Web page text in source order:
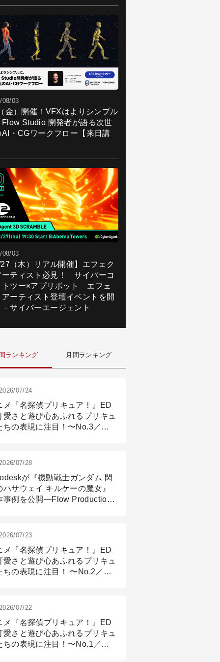
08/03
金）開催！VFXはよりシンプル
Flow Studio 開発者が語る次世
AI・CGワークフロー【来日講
08/03
（木）リアル開催】エフェク
ーティスト必見！ サイバーコ
トツー×アプリボット エフェ
アーティスト登壇イベントを開
サイバーエージェント
ランキング 月間ランキング
07/24
メ『名探偵プリキュア！』ED
愛さと遊び心あふれるプリキュ
ちの表現に注目！〜No.3／ア
07/28
が『機動戦士ガンダム 閃
ハサウェイ キルケーの魔女』
事例を公開―Flow Production
07/23
メ『名探偵プリキュア！』ED
愛さと遊び心あふれるプリキュ
ちの表現に注目！ 〜No.2／モ
07/22
メ『名探偵プリキュア！』ED
愛さと遊び心あふれるプリキュ
ちの表現に注目！〜No.1／演